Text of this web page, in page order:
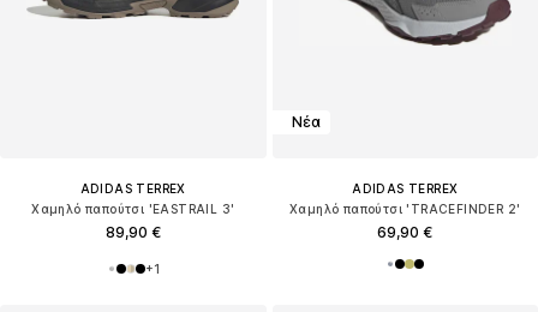
ADIDAS TERREX
Χαμηλό παπούτσι 'EASTRAIL 3'
89,90 €
+1
Νέα
ADIDAS TERREX
Χαμηλό παπούτσι 'TRACEFINDER 2'
69,90 €